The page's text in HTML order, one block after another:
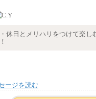
（５）月給147,800円以上（実
時給 1,226円（実働4.5時
間額換算額）
・退職金相当手当 37円
休日とメリハリをつけて楽し
ージを読む